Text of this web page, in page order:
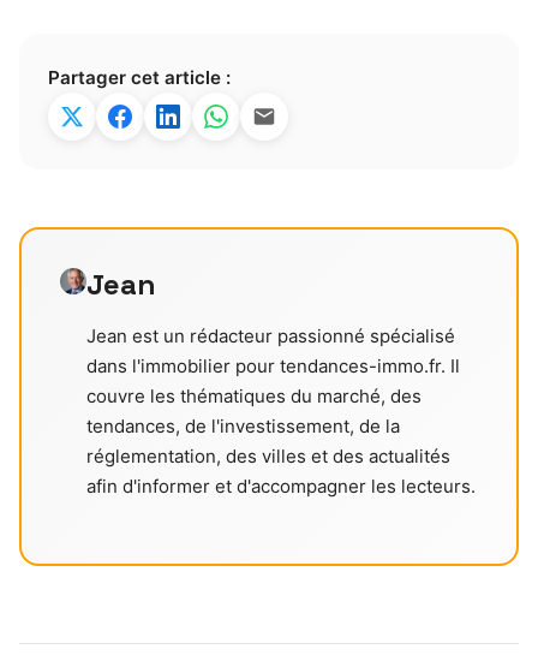
Partager cet article :
Jean
Jean est un rédacteur passionné spécialisé
dans l'immobilier pour tendances-immo.fr. Il
couvre les thématiques du marché, des
tendances, de l'investissement, de la
réglementation, des villes et des actualités
afin d'informer et d'accompagner les lecteurs.